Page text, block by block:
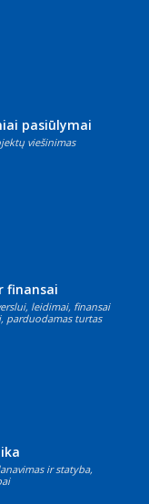
pasiūlymai
viešinimas
finansai
leidimai, finansai
parduodamas turtas
ir statyba,